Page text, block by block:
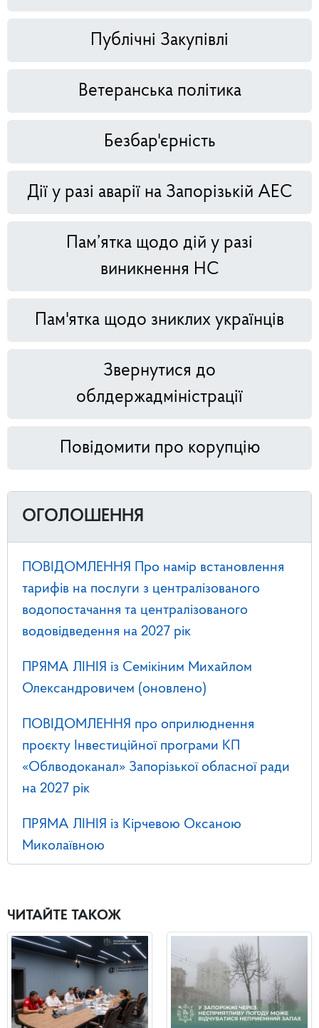
Публічні Закупівлі
Ветеранська політика
Безбар'єрність
Дії у разі аварії на Запорізькій АЕС
Пам’ятка щодо дій у разі
виникнення НС
Пам'ятка щодо зниклих українців
Звернутися до
облдержадміністрації
Повідомити про корупцію
ОГОЛОШЕННЯ
ПОВІДОМЛЕННЯ Про намір встановлення
тарифів на послуги з централізованого
водопостачання та централізованого
водовідведення на 2027 рік
ПРЯМА ЛІНІЯ із Семікіним Михайлом
Олександровичем (оновлено)
ПОВІДОМЛЕННЯ про оприлюднення
проєкту Інвестиційної програми КП
«Облводоканал» Запорізької обласної ради
на 2027 рік
ПРЯМА ЛІНІЯ із Кірчевою Оксаною
Миколаївною
ЧИТАЙТЕ ТАКОЖ